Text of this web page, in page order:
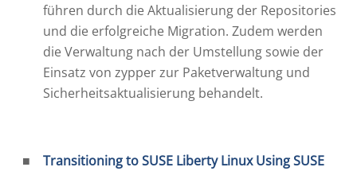
führen durch die Aktualisierung der Repositories
und die erfolgreiche Migration. Zudem werden
die Verwaltung nach der Umstellung sowie der
Einsatz von zypper zur Paketverwaltung und
Sicherheitsaktualisierung behandelt.
Transitioning to SUSE Liberty Linux Using SUSE